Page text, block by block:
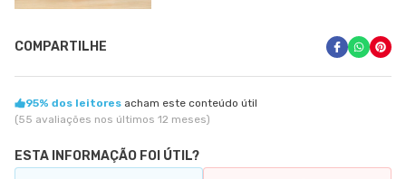
COMPARTILHE
95% dos leitores acham este conteúdo útil
(55 avaliações nos últimos 12 meses)
ESTA INFORMAÇÃO FOI ÚTIL?